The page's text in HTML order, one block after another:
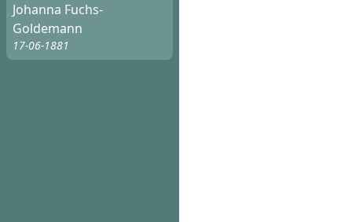
Johanna Fuchs-
Goldemann
17-06-1881